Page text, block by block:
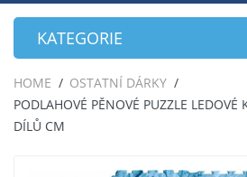
KATEGORIE
HOME
OSTATNÍ DÁRKY
PODLAHOVÉ PĚNOVÉ PUZZLE LEDOVÉ
DÍLŮ CM